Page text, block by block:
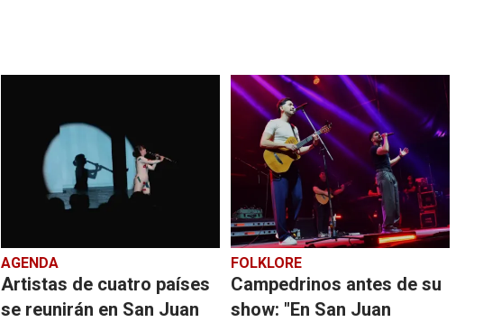
AGENDA
Artistas de cuatro países
se reunirán en San Juan
FOLKLORE
Campedrinos antes de su
show: "En San Juan